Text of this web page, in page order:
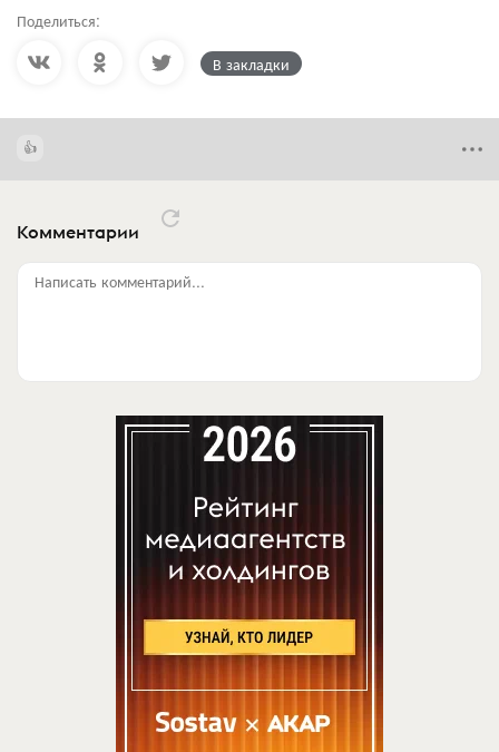
Поделиться:
В закладки
Комментарии
Написать комментарий...